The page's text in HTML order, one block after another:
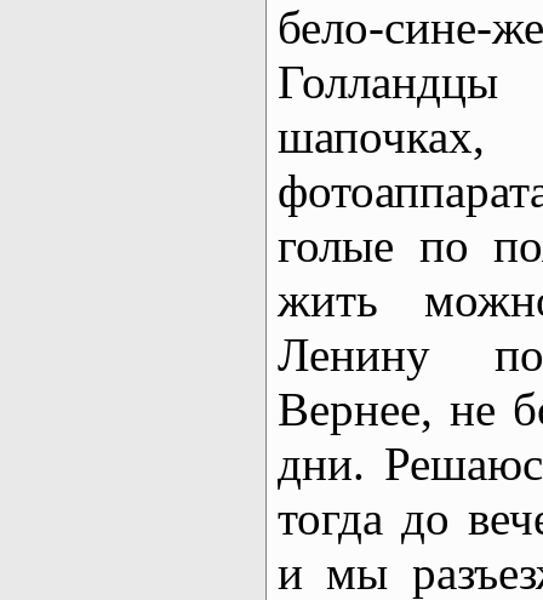
бело-сине-
голые по
жить
Ленину
Вернее, не
дни.
тогда до
и мы